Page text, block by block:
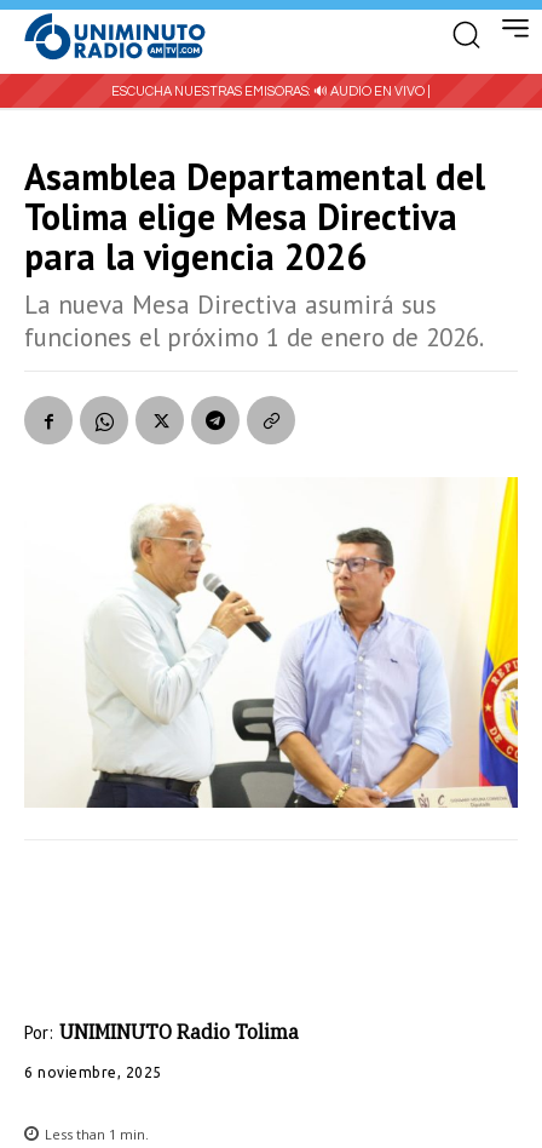
ESCUCHA NUESTRAS EMISORAS: 🔊 AUDIO EN VIVO |
Asamblea Departamental del
Tolima elige Mesa Directiva
para la vigencia 2026
La nueva Mesa Directiva asumirá sus
funciones el próximo 1 de enero de 2026.
Por: UNIMINUTO Radio Tolima
6 noviembre, 2025
Less than 1 min.